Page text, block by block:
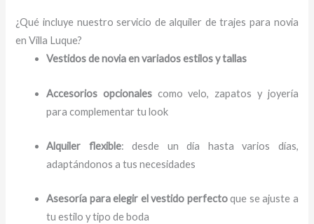
¿Qué incluye nuestro servicio de alquiler de trajes para novia
en Villa Luque?
Vestidos de novia en variados estilos y tallas
Accesorios opcionalescomo velo, zapatos y joyería
para complementar tu look
Alquiler flexible: desde un día hasta varios días,
adaptándonos a tus necesidades
Asesoría para elegir el vestido perfectoque se ajuste a
tu estilo y tipo de boda